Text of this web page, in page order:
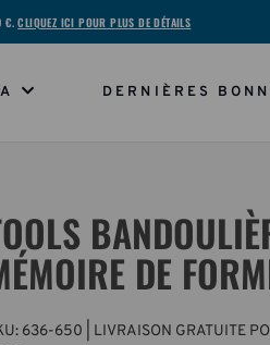
€.CLIQUEZ ICI POUR PLUS DE DÉTAILS
DERNIÈRES
DE
636-650 | LIVRAISON GRATUITE